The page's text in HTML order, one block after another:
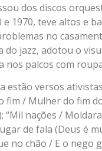
dos discos
e 1970, teve altos e
no
do jazz, adotou o
nos palcos com
estão versos
fim / Mulher do fim
“Mil nações /
de fala (Deus é
no chão / E o nego